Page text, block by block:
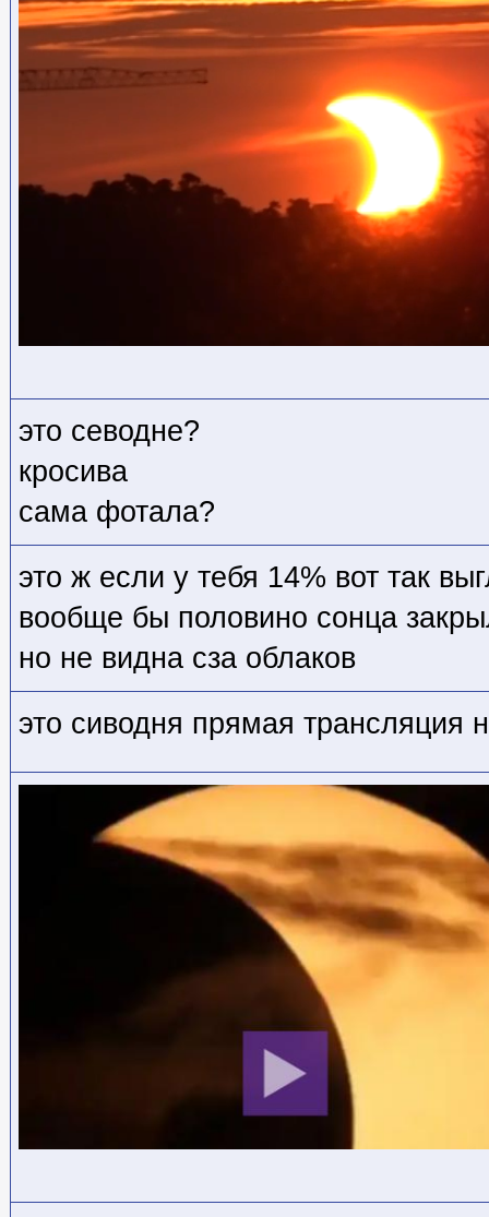
это севодне?
кросива
сама фотала?
это ж если у тебя 14% вот так
вообще бы половино сонца
но не видна сза облаков
это сиводня прямая трансляция